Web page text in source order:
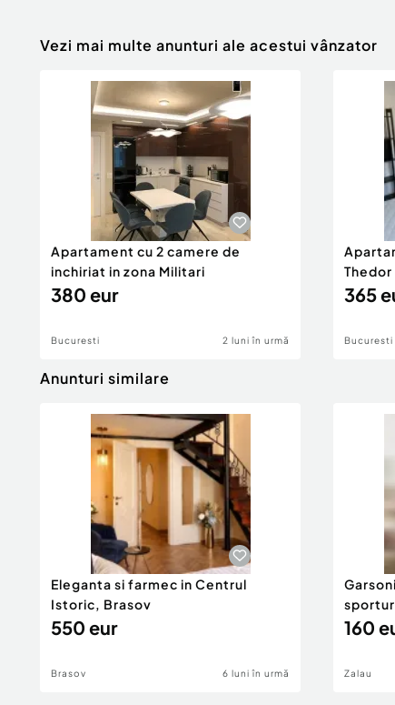
Vezi mai multe anunturi ale acestui vânzator
Apartament cu 2 camere de
inchiriat in zona Militari
380 eur
Bucuresti 2 luni în urmă
Thedor
365
Bucuresti
Anunturi similare
Eleganta si farmec in Centrul
Istoric, Brasov
550 eur
Brasov 6 luni în urmă
160
Zalau